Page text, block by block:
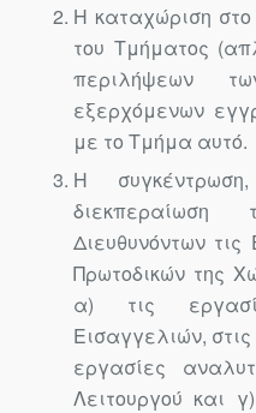
Η καταχώριση
του Τμήματος
περιλήψεων
εξερχόμενων
με το Τμήμα αυτό.
Η
Διευθυνόντων
Πρωτοδικών της
α) τις
Εισαγγελιών, στις
εργασίες
Λειτουργού και